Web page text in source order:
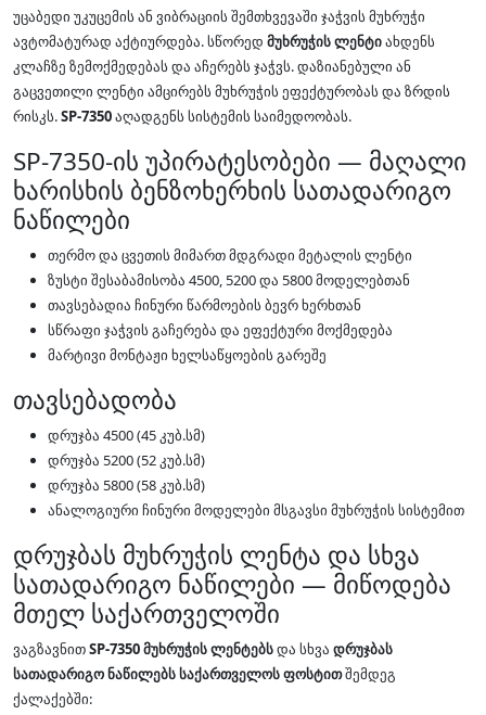
უცაბედი უკუცემის ან ვიბრაციის შემთხვევაში ჯაჭვის მუხრუჭი
ავტომატურად აქტიურდება. სწორედ მუხრუჭის ლენტიახდენს
კლაჩზე ზემოქმედებას და აჩერებს ჯაჭვს. დაზიანებული ან
გაცვეთილი ლენტი ამცირებს მუხრუჭის ეფექტურობას და ზრდის
რისკს.SP-7350აღადგენს სისტემის საიმედოობას.
SP-7350-ის უპირატესობები — მაღალი
ხარისხის ბენზოხერხის სათადარიგო
ნაწილები
თერმო და ცვეთის მიმართ მდგრადი მეტალის ლენტი
ზუსტი შესაბამისობა 4500, 5200 და 5800 მოდელებთან
თავსებადია ჩინური წარმოების ბევრ ხერხთან
სწრაფი ჯაჭვის გაჩერება და ეფექტური მოქმედება
მარტივი მონტაჟი ხელსაწყოების გარეშე
თავსებადობა
დრუჯბა 4500 (45 კუბ.სმ)
დრუჯბა 5200 (52 კუბ.სმ)
დრუჯბა 5800 (58 კუბ.სმ)
ანალოგიური ჩინური მოდელები მსგავსი მუხრუჭის სისტემით
დრუჯბას მუხრუჭის ლენტა და სხვა
სათადარიგო ნაწილები — მიწოდება
მთელ საქართველოში
ვაგზავნითSP-7350 მუხრუჭის ლენტებსდა სხვა დრუჯბას
სათადარიგო ნაწილებსსაქართველოს ფოსტითშემდეგ
ქალაქებში: